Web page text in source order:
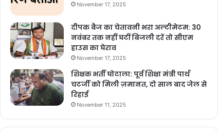
4. अमलतास की कुछ पत्तियाँ धोकर उनका रस निकालें। इसका एक चौथाई कप
प्रतिदिन सुबह खाली पेट पीने से शुगर के इलाज में फायदा मिलता है।
Wash some leaves of Amaltas and extract their juice.
Drinking one-fourth cup of it every morning on an empty
stomach is beneficial in the treatment of sugar.
5. ग्रीन टी में उच्च मात्रा में पॉलीफिनॉल पाया जाता है। ये एक सक्रिय एंटी-
और शाम ग्रीन टी पीने से फायदा होगा.
November 17, 2025
दीपक बैज का चेतावनी भरा अल्टीमेटम: 30
नवंबर तक नहीं घटीं बिजली दरें तो सीएम
हाउस का घेराव
November 17, 2025
शिक्षक भर्ती घोटाला: पूर्व शिक्षा मंत्री पार्थ
चटर्जी को मिली ज़मानत, दो साल बाद जेल से
रिहाई
November 11, 2025